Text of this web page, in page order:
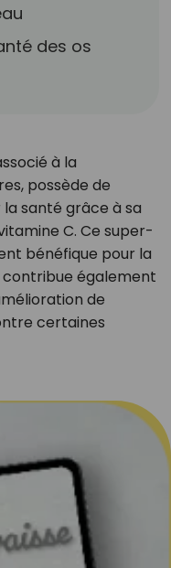
des os
à la
possède de
santé grâce à sa
C. Ce super-
bénéfique pour la
contribue également
de
certaines